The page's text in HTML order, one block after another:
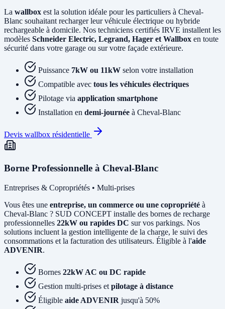
La wallbox est la solution idéale pour les particuliers à Cheval-
Blanc souhaitant recharger leur véhicule électrique ou hybride
rechargeable à domicile. Nos techniciens certifiés IRVE installent les
modèles Schneider Electric, Legrand, Hager et Wallbox en toute
sécurité dans votre garage ou sur votre façade extérieure.
Puissance 7kW ou 11kW selon votre installation
Compatible avec tous les véhicules électriques
Pilotage via application smartphone
Installation en demi-journée à Cheval-Blanc
Devis wallbox résidentielle
Borne Professionnelle à Cheval-Blanc
Entreprises & Copropriétés • Multi-prises
Vous êtes une entreprise, un commerce ou une copropriété à
Cheval-Blanc ? SUD CONCEPT installe des bornes de recharge
professionnelles 22kW ou rapides DC sur vos parkings. Nos
solutions incluent la gestion intelligente de la charge, le suivi des
consommations et la facturation des utilisateurs. Éligible à l'aide
ADVENIR.
Bornes 22kW AC ou DC rapide
Gestion multi-prises et pilotage à distance
Éligible aide ADVENIR jusqu'à 50%